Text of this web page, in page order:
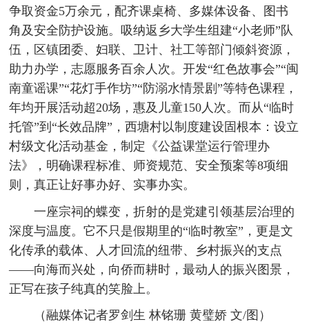
争取资金5万余元，配齐课桌椅、多媒体设备、图书
角及安全防护设施。吸纳返乡大学生组建“小老师”队
伍，区镇团委、妇联、卫计、社工等部门倾斜资源，
助力办学，志愿服务百余人次。开发“红色故事会”“闽
南童谣课”“花灯手作坊”“防溺水情景剧”等特色课程，
年均开展活动超20场，惠及儿童150人次。而从“临时
托管”到“长效品牌”，西塘村以制度建设固根本：设立
村级文化活动基金，制定《公益课堂运行管理办
法》，明确课程标准、师资规范、安全预案等8项细
则，真正让好事办好、实事办实。
一座宗祠的蝶变，折射的是党建引领基层治理的
深度与温度。它不只是假期里的“临时教室”，更是文
化传承的载体、人才回流的纽带、乡村振兴的支点
——向海而兴处，向侨而耕时，最动人的振兴图景，
正写在孩子纯真的笑脸上。
（融媒体记者罗剑生 林铭珊 黄璧娇 文/图）